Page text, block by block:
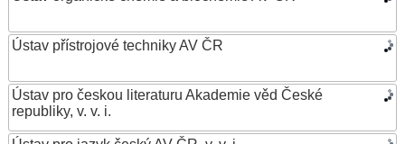
Ústav přístrojové techniky AV ČR
Ústav pro českou literaturu Akademie věd České
republiky, v. v. i.